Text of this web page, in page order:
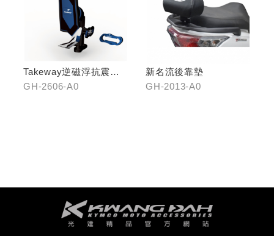
Takeway逆磁浮抗震手
機架
GH-2606-A0
新名流後靠墊
GH-2013-A0